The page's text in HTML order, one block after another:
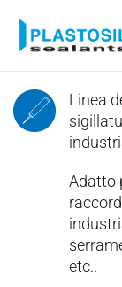
Linea
Adatto
etc..